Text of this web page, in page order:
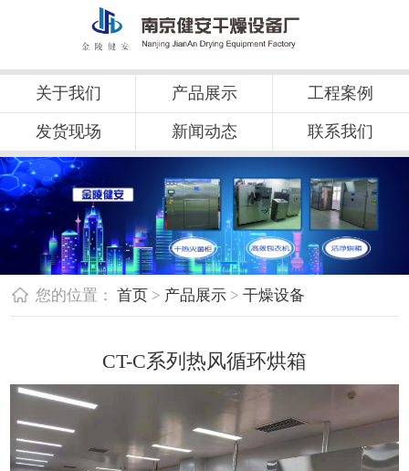
关于我们 产品展示 工程案例
发货现场 新闻动态 联系我们
您的位置：首页 > 产品展示 >干燥设备
CT-C系列热风循环烘箱